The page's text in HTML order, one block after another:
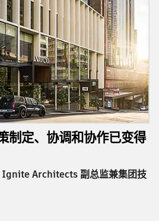
制定、协调和协作已变得
Architects 副总监兼集团技